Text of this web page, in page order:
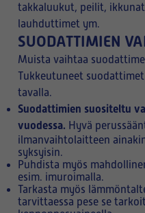
takkaluukut, peilit,
lauhduttimet ym.
SUODATTIMIEN
Muista vaihtaa
Tukkeutuneet
tavalla.
Suodattimien suositeltu
vuodessa. Hyvä
ilmanvaihtolaitteen
syksyisin.
Puhdista myös
esim. imuroimalla.
Tarkasta myös
tarvittaessa pese se